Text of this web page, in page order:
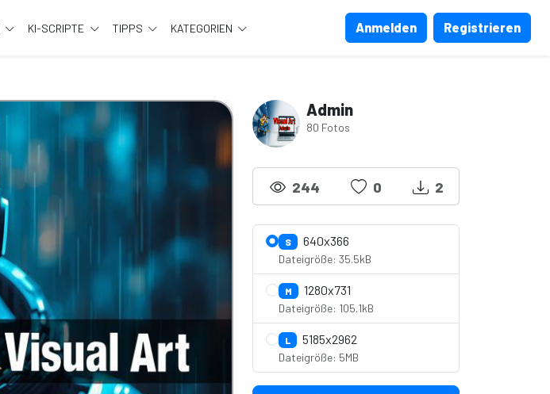
KI-SCRIPTE TIPPS KATEGORIEN Anmelden Registrieren
Admin
80 Fotos
244 0 2
S 640x366
Dateigröße: 35.5kB
M 1280x731
Dateigröße: 105.1kB
L 5185x2962
Dateigröße: 5MB